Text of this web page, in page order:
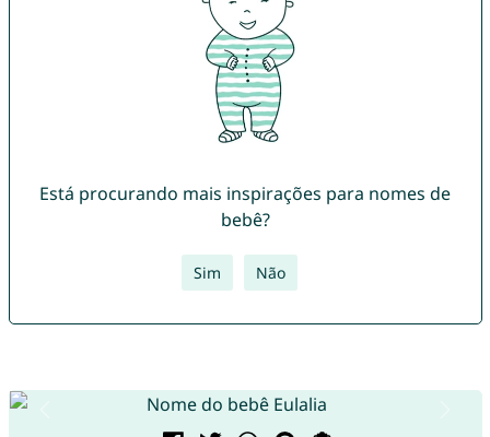
Está procurando mais inspirações para nomes de
bebê?
Sim Não